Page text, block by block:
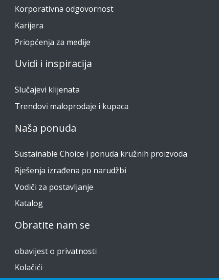
Korporativna odgovornost
Karijera
Priopćenja za medije
Uvidi i inspiracija
Slučajevi klijenata
Trendovi maloprodaje i kupaca
Naša ponuda
Sustainable Choice i ponuda kružnih proizvoda
Rješenja izrađena po narudžbi
Vodiči za postavljanje
Katalog
Obratite nam se
obavijest o privatnosti
Kolačići